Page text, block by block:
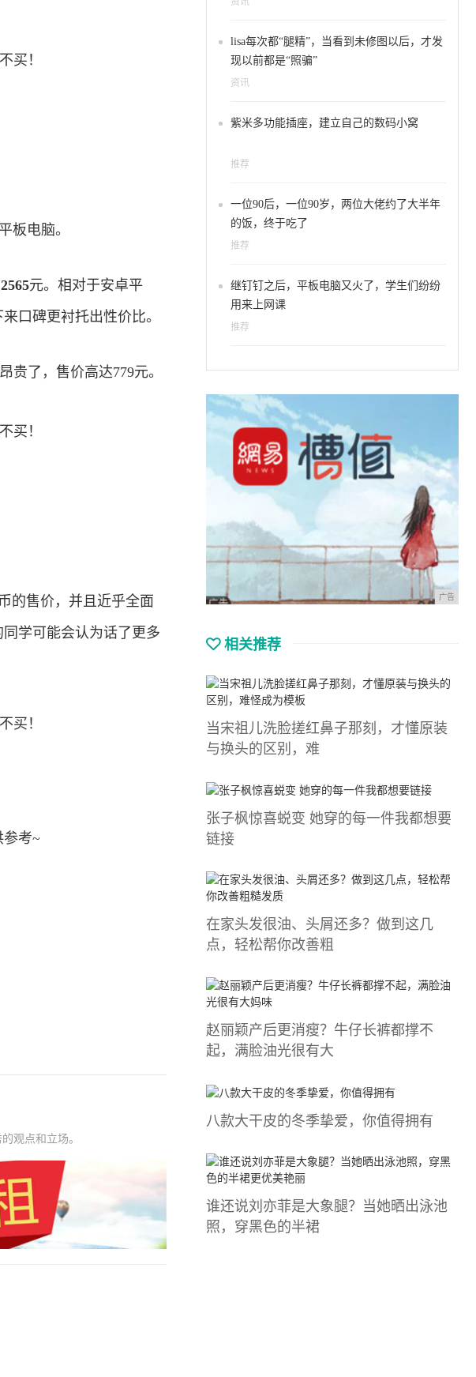
板电脑。
2565元。相对于安卓平
口碑更衬托出性价比。
贵了，售价高达779元。
的售价，并且近乎全面
学可能会认为话了更多
参考~
观点和立场。
lisa每次都“腿精”，当看到未修图以后，才发
现以前都是“照骗”
资讯
紫米多功能插座，建立自己的数码小窝
推荐
一位90后，一位90岁，两位大佬约了大半年
的饭，终于吃了
推荐
继钉钉之后，平板电脑又火了，学生们纷纷
用来上网课
推荐
广告
相关推荐
当宋祖儿洗脸搓红鼻子那刻，才懂原装
与换头的区别，难
张子枫惊喜蜕变 她穿的每一件我都想要
链接
在家头发很油、头屑还多？做到这几
点，轻松帮你改善粗
赵丽颖产后更消瘦？牛仔长裤都撑不
起，满脸油光很有大
八款大干皮的冬季挚爱，你值得拥有
谁还说刘亦菲是大象腿？当她晒出泳池
照，穿黑色的半裙